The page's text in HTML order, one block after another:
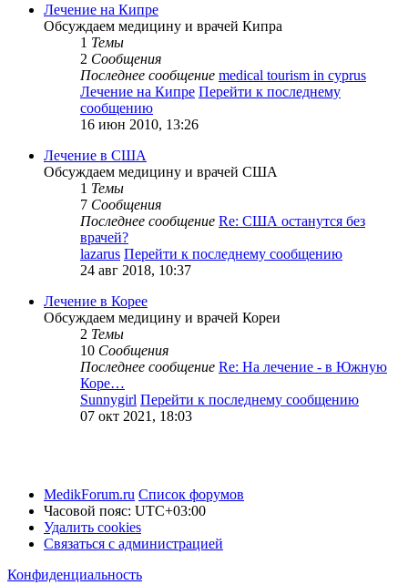
Лечение на Кипре
Обсуждаем медицину и врачей Кипра
1 Темы
2 Сообщения
Последнее сообщение medical tourism in cyprus
Лечение на Кипре Перейти к последнему
сообщению
16 июн 2010, 13:26
Лечение в США
Обсуждаем медицину и врачей США
1 Темы
7 Сообщения
Последнее сообщение Re: США останутся без
врачей?
lazarus Перейти к последнему сообщению
24 авг 2018, 10:37
Лечение в Корее
Обсуждаем медицину и врачей Кореи
2 Темы
10 Сообщения
Последнее сообщение Re: На лечение - в Южную
Коре…
Sunnygirl Перейти к последнему сообщению
07 окт 2021, 18:03
MedikForum.ru Список форумов
Часовой пояс: UTC+03:00
Удалить cookies
Связаться с администрацией
Конфиденциальность